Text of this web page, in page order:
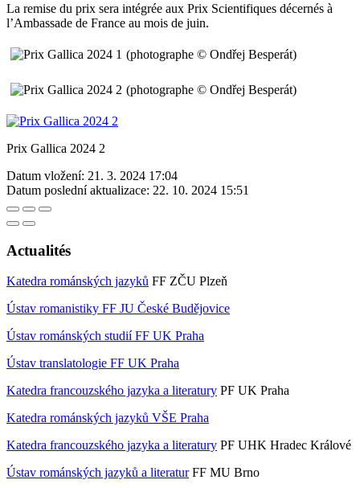
La remise du prix sera intégrée aux Prix Scientifiques décernés à
l’Ambassade de France au mois de juin.
(photographe © Ondřej Besperát)
(photographe © Ondřej Besperát)
Prix Gallica 2024 2
Datum vložení: 21. 3. 2024 17:04
Datum poslední aktualizace: 22. 10. 2024 15:51
Actualités
Katedra románských jazyků FF ZČU Plzeň
Ústav romanistiky FF JU České Budějovice
Ústav románských studií FF UK Praha
Ústav translatologie FF UK Praha
Katedra francouzského jazyka a literatury PF UK Praha
Katedra románských jazyků VŠE Praha
Katedra francouzského jazyka a literatury PF UHK Hradec Králové
Ústav románských jazyků a literaturFF MU Brno